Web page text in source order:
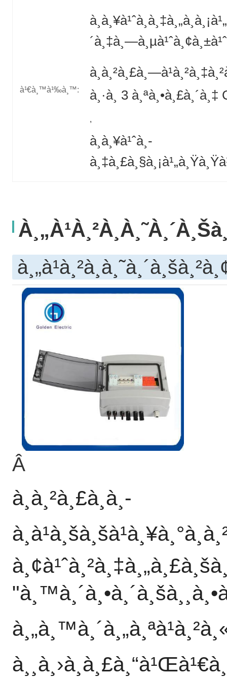
à¹€à¸™à¹‰à¸™:
à¸·à¸­ 3
,
à¸à¸¥à¹ˆà¸­
Â
à¸à¸²à¸£à¸­à¸­